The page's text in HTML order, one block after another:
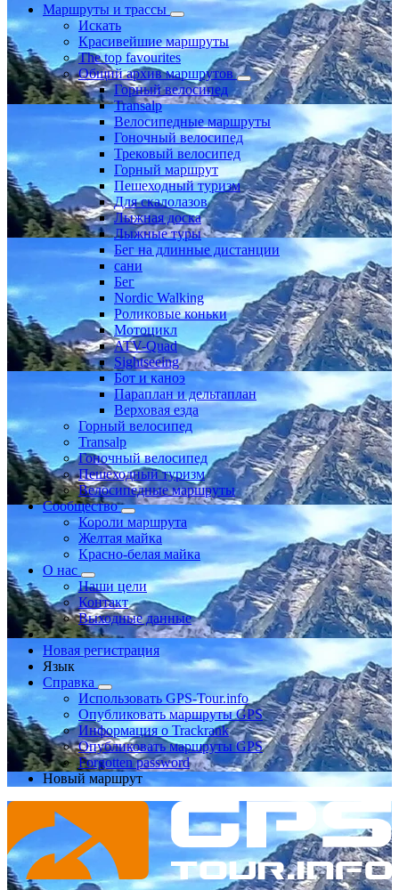
Маршруты и трассы
Искать
Красивейшие маршруты
The top favourites
Общий архив маршрутов
Горный велосипед
Transalp
Велосипедные маршруты
Гоночный велосипед
Трековый велосипед
Горный маршрут
Пешеходный туризм
Для скалолазов
Лыжная доска
Лыжные туры
Бег на длинные дистанции
сани
Бег
Nordic Walking
Роликовые коньки
Мотоцикл
ATV-Quad
Sightseeing
Бот и каноэ
Параплан и дельтаплан
Верховая езда
Горный велосипед
Transalp
Гоночный велосипед
Пешеходный туризм
Велосипедные маршруты
Сообщество
Короли маршрута
Желтая майка
Красно-белая майка
О нас
Наши цели
Контакт
Выходные данные
Новая регистрация
Язык
Справка
Использовать GPS-Tour.info
Опубликовать маршруты GPS
Информация о Trackrank
Опубликовать маршруты GPS
Forgotten password
Новый маршрут